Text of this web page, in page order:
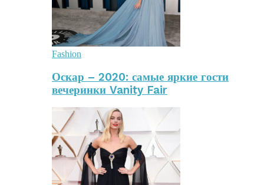
Fashion
Оскар – 2020: самые яркие гости
вечеринки Vanity Fair